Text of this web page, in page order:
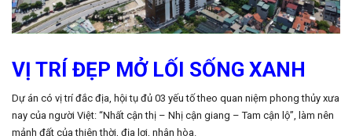
VỊ TRÍ ĐẸP MỞ LỐI SỐNG XANH
Dự án có vị trí đắc địa, hội tụ đủ 03 yếu tố theo quan niệm phong thủy xưa
nay của người Việt: “Nhất cận thị – Nhị cận giang – Tam cận lộ”, làm nên
mảnh đất của thiên thời, địa lợi, nhân hòa.